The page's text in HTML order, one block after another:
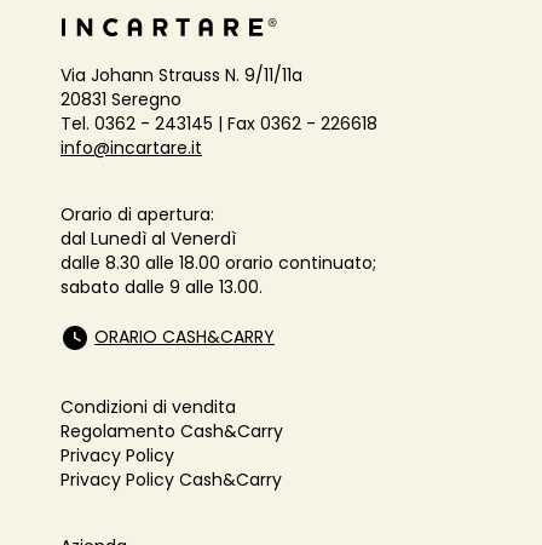
Via Johann Strauss N. 9/11/11a
20831 Seregno
Tel. 0362 - 243145 | Fax 0362 - 226618
info@incartare.it
Orario di apertura:
dal Lunedì al Venerdì
dalle 8.30 alle 18.00 orario continuato;
sabato dalle 9 alle 13.00.
ORARIO CASH&CARRY
Condizioni di vendita
Regolamento Cash&Carry
Privacy Policy
Privacy Policy Cash&Carry